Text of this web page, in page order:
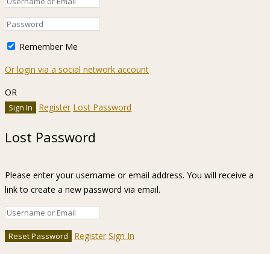
Remember Me
Or login via a social network account
OR
Register Lost Password
Lost Password
Please enter your username or email address. You will receive a
link to create a new password via email.
Register Sign In